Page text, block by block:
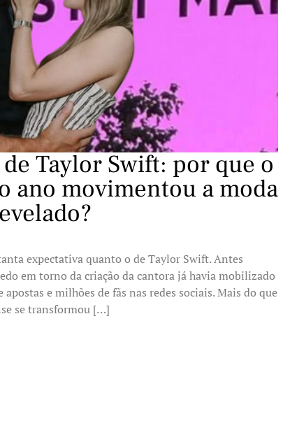
Taylor Swift: por que o
ano movimentou a moda
expectativa quanto o de Taylor Swift. Antes
em torno da criação da cantora já havia mobilizado
e milhões de fãs nas redes sociais. Mais do que
se transformou […]